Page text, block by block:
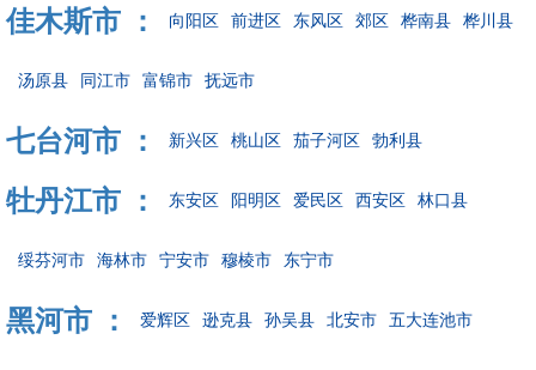
佳木斯市 ： 向阳区 前进区 东风区 郊区 桦南县 桦川县
汤原县 同江市 富锦市 抚远市
七台河市 ： 新兴区 桃山区 茄子河区 勃利县
牡丹江市 ： 东安区 阳明区 爱民区 西安区 林口县
绥芬河市 海林市 宁安市 穆棱市 东宁市
黑河市 ： 爱辉区 逊克县 孙吴县 北安市 五大连池市